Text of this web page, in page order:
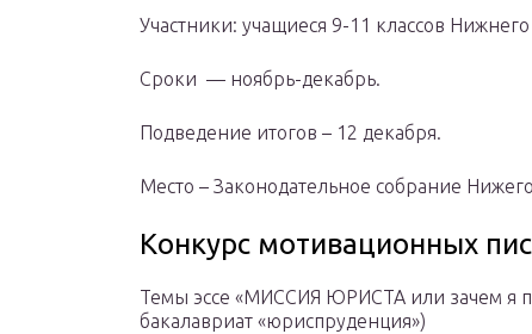
Участники: учащиеся 9-11 классов
Сроки — ноябрь-декабрь.
Подведение итогов – 12 декабря.
Место – Законодательное собрание
Конкурс мотивационных
Темы эссе «МИССИЯ ЮРИСТА или зачем я
бакалавриат «юриспруденция»)